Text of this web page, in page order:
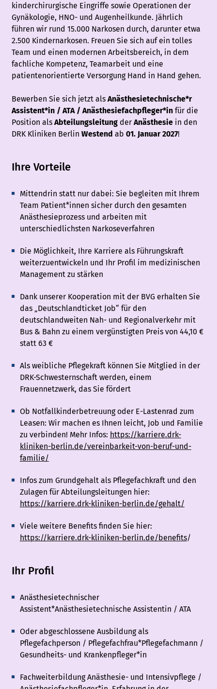
kinderchirurgische Eingriffe sowie Operationen der
Gynäkologie, HNO- und Augenheilkunde. Jährlich
führen wir rund 15.000 Narkosen durch, darunter etwa
2.500 Kindernarkosen. Freuen Sie sich auf ein tolles
Team und einen modernen Arbeitsbereich, in dem
fachliche Kompetenz, Teamarbeit und eine
patientenorientierte Versorgung Hand in Hand gehen.
Bewerben Sie sich jetzt als Anästhesietechnische*r
Assistent*in / ATA / Anästhesiefachpfleger*in für die
Position alsAbteilungsleitung derAnästhesie in den
DRK Kliniken Berlin Westend ab 01. Januar 2027!
Ihre Vorteile
Mittendrin statt nur dabei: Sie begleiten mit Ihrem
Team Patient*innen sicher durch den gesamten
Anästhesieprozess und arbeiten mit
unterschiedlichsten Narkoseverfahren
Die Möglichkeit, Ihre Karriere als Führungskraft
weiterzuentwickeln und Ihr Profil im medizinischen
Management zu stärken
Dank unserer Kooperation mit der BVG erhalten Sie
das „Deutschlandticket Job“ für den
deutschlandweiten Nah- und Regionalverkehr mit
Bus & Bahn zu einem vergünstigten Preis von 44,10 €
statt 63 €
Als weibliche Pflegekraft können Sie Mitglied in der
DRK-Schwesternschaft werden, einem
Frauennetzwerk, das Sie fördert
Ob Notfallkinderbetreuung oder E-Lastenrad zum
Leasen: Wir machen es Ihnen leicht, Job und Familie
zu verbinden! Mehr Infos: https://karriere.drk-
kliniken-berlin.de/vereinbarkeit-von-beruf-und-
familie/
Infos zum Grundgehalt als Pflegefachkraft und den
Zulagen für Abteilungsleitungen hier:
https://karriere.drk-kliniken-berlin.de/gehalt/
Viele weitere Benefits finden Sie hier:
https://karriere.drk-kliniken-berlin.de/benefits/
Ihr Profil
Anästhesietechnischer
Assistent*Anästhesietechnische Assistentin / ATA
Oder abgeschlossene Ausbildung als
Pflegefachperson / Pflegefachfrau*Pflegefachmann /
Gesundheits- und Krankenpfleger*in
Fachweiterbildung Anästhesie- und Intensivpflege /